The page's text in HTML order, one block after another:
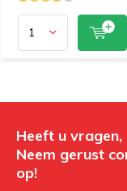
Heeft u
Neem gerust
op!